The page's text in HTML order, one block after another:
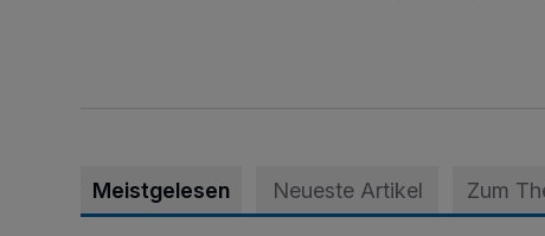
Meistgelesen Neueste Artikel Zum